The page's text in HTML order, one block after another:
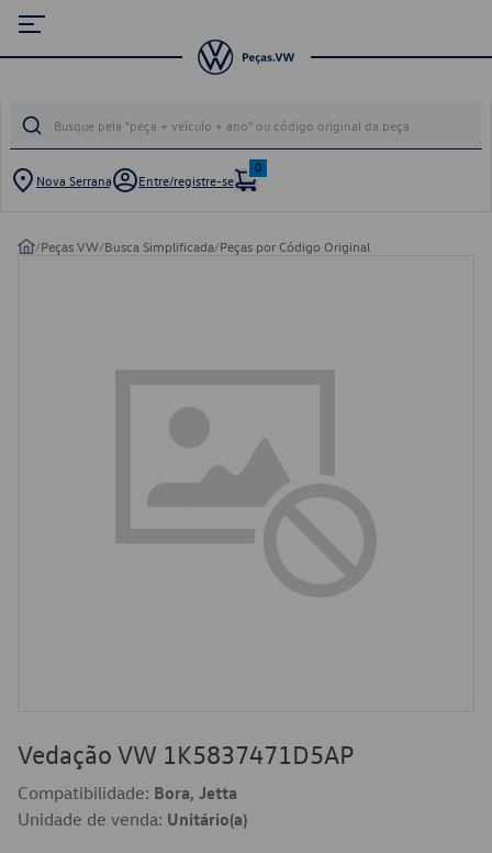
Nova Serrana Entre/registre-se
0
/Peças VW/Busca Simplificada/Peças por Código Original
Vedação VW 1K5837471D5AP
Compatibilidade: Bora, Jetta
Unidade de venda: Unitário(a)